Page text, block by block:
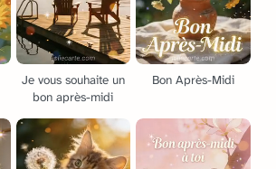
Je vous souhaite un
bon après-midi
Bon Après-Midi